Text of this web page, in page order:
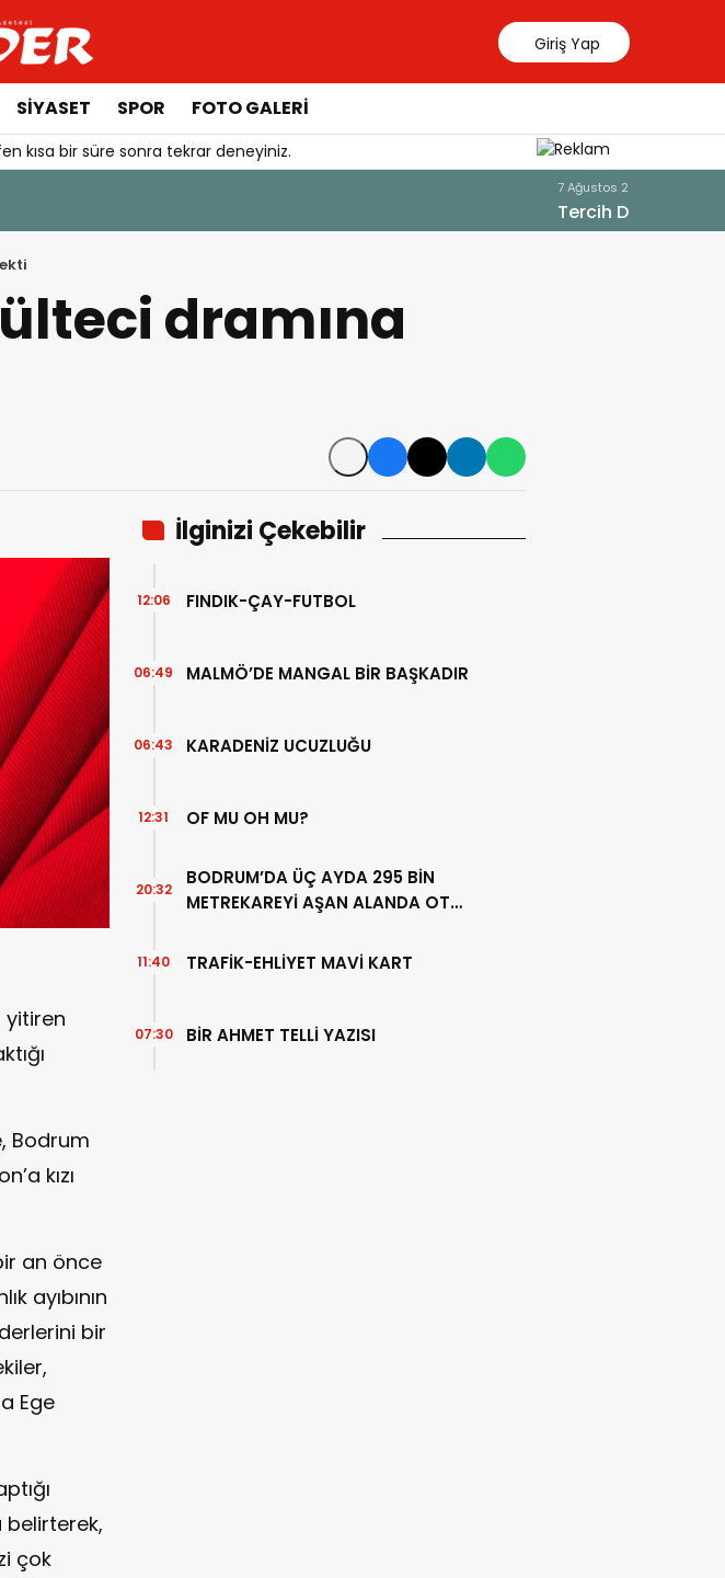
Giriş Yap
SİYASET SPOR FOTO GALERİ
kısa bir süre sonra tekrar deneyiniz.
dramına
yitiren
Bodrum
kızı
an önce
ayıbının
bir
Ege
çok
İlginizi Çekebilir
FINDIK-ÇAY-FUTBOL
12:06
MALMÖ’DE MANGAL BİR BAŞKADIR
06:49
KARADENİZ UCUZLUĞU
06:43
OF MU OH MU?
12:31
BODRUM’DA ÜÇ AYDA 295 BİN
METREKAREYİ AŞAN ALANDA OT
20:32
TRAFİK-EHLİYET MAVİ KART
11:40
BİR AHMET TELLİ YAZISI
07:30